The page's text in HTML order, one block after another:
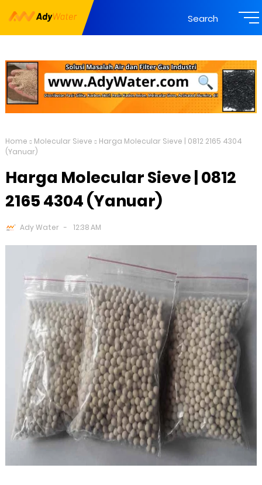
Search
Home Molecular Sieve
Harga Molecular Sieve | 0812 2165 4304
(Yanuar)
Harga Molecular Sieve | 0812
2165 4304 (Yanuar)
Ady Water 12:38 AM